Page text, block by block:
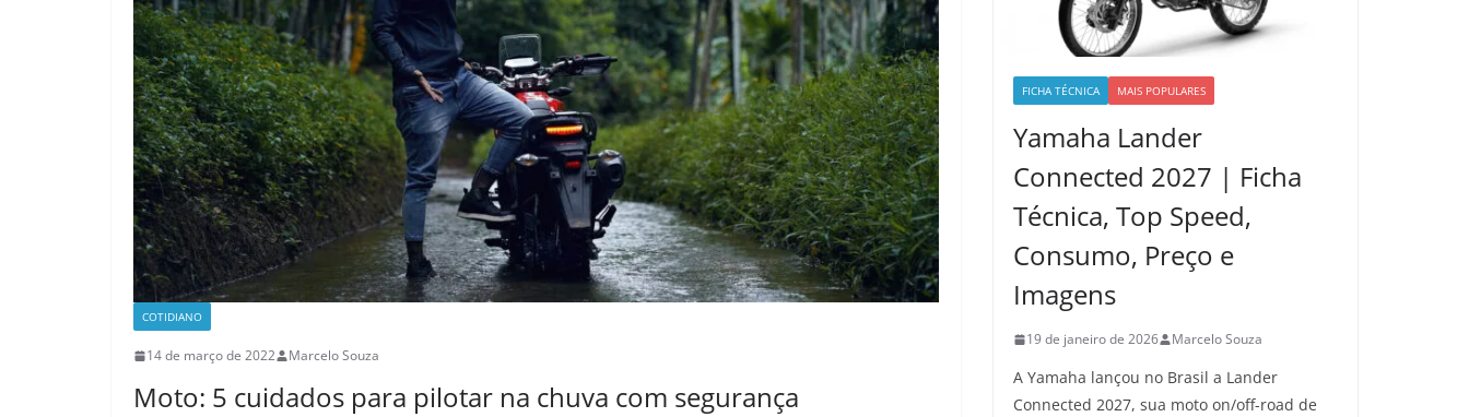
COTIDIANO
14 de março de 2022 Marcelo Souza
Moto: 5 cuidados para pilotar na chuva com segurança
FICHA TÉCNICA MAIS POPULARES
Yamaha Lander
Connected 2027 | Ficha
Técnica, Top Speed,
Consumo, Preço e
Imagens
19 de janeiro de 2026 Marcelo Souza
A Yamaha lançou no Brasil a Lander
Connected 2027, sua moto on/off-road de